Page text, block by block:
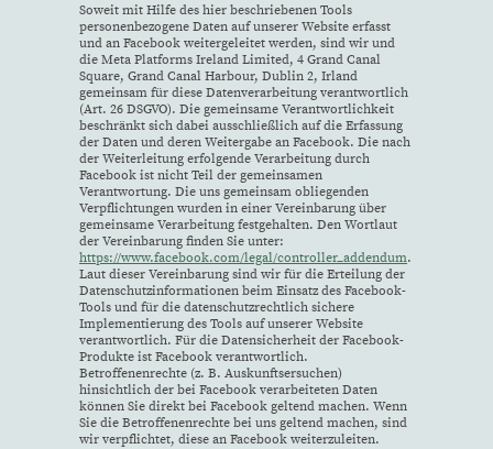
Soweit mit Hilfe des hier beschriebenen Tools
personenbezogene Daten auf unserer Website erfasst
und an Facebook weitergeleitet werden, sind wir und
die Meta Platforms Ireland Limited, 4 Grand Canal
Square, Grand Canal Harbour, Dublin 2, Irland
gemeinsam für diese Datenverarbeitung verantwortlich
(Art. 26 DSGVO). Die gemeinsame Verantwortlichkeit
beschränkt sich dabei ausschließlich auf die Erfassung
der Daten und deren Weitergabe an Facebook. Die nach
der Weiterleitung erfolgende Verarbeitung durch
Facebook ist nicht Teil der gemeinsamen
Verantwortung. Die uns gemeinsam obliegenden
Verpflichtungen wurden in einer Vereinbarung über
gemeinsame Verarbeitung festgehalten. Den Wortlaut
der Vereinbarung finden Sie unter:
https://www.facebook.com/legal/controller_addendum.
Laut dieser Vereinbarung sind wir für die Erteilung der
Datenschutzinformationen beim Einsatz des Facebook-
Tools und für die datenschutzrechtlich sichere
Implementierung des Tools auf unserer Website
verantwortlich. Für die Datensicherheit der Facebook-
Produkte ist Facebook verantwortlich.
Betroffenenrechte (z. B. Auskunftsersuchen)
hinsichtlich der bei Facebook verarbeiteten Daten
können Sie direkt bei Facebook geltend machen. Wenn
Sie die Betroffenenrechte bei uns geltend machen, sind
wir verpflichtet, diese an Facebook weiterzuleiten.